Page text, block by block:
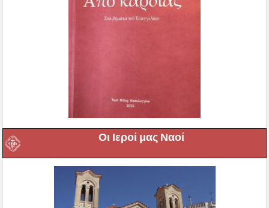
Οι Ιεροί μας Ναοί